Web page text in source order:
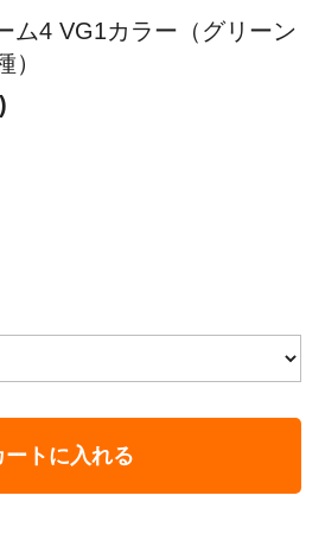
ム4 VG1カラー（グリーン
）
ートに入れる